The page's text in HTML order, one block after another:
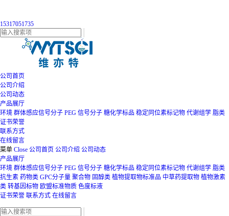
15317051735
公司首页
公司介绍
公司动态
产品展厅
环境 群体感应信号分子 PEG 信号分子 糖化学标品 稳定同位素标记物 代谢组学 脂类
证书荣誉
联系方式
在线留言
菜单 Close 公司首页 公司介绍 公司动态
产品展厅
环境 群体感应信号分子 PEG 信号分子 糖化学标品 稳定同位素标记物 代谢组学 脂类
抗生素 药物类 GPC分子量 聚合物 固醇类 植物提取物标准品 中草药提取物 植物激素
类 转基因标物 欧盟标准物质 色度标液
证书荣誉 联系方式 在线留言